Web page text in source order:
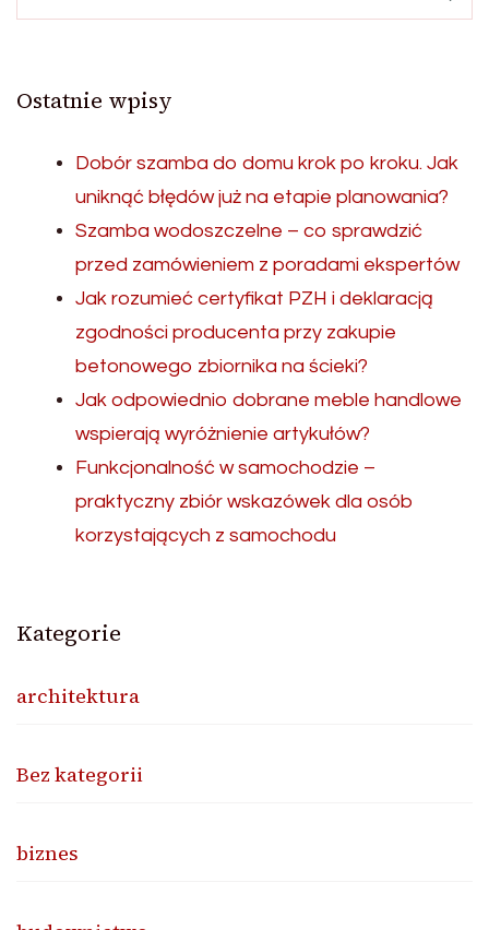
Ostatnie wpisy
Dobór szamba do domu krok po kroku. Jak
uniknąć błędów już na etapie planowania?
Szamba wodoszczelne – co sprawdzić
przed zamówieniem z poradami ekspertów
Jak rozumieć certyfikat PZH i deklaracją
zgodności producenta przy zakupie
betonowego zbiornika na ścieki?
Jak odpowiednio dobrane meble handlowe
wspierają wyróżnienie artykułów?
Funkcjonalność w samochodzie –
praktyczny zbiór wskazówek dla osób
korzystających z samochodu
Kategorie
architektura
Bez kategorii
biznes